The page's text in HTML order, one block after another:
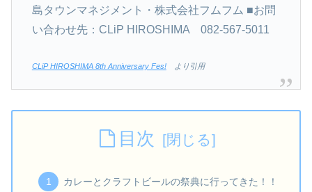
島タウンマネジメント・株式会社フムフム ■お問
い合わせ先：CLiP HIROSHIMA 082-567-5011
CLiP HIROSHIMA 8th Anniversary Fes!より引用
目次
カレーとクラフトビールの祭典に行ってきた！！